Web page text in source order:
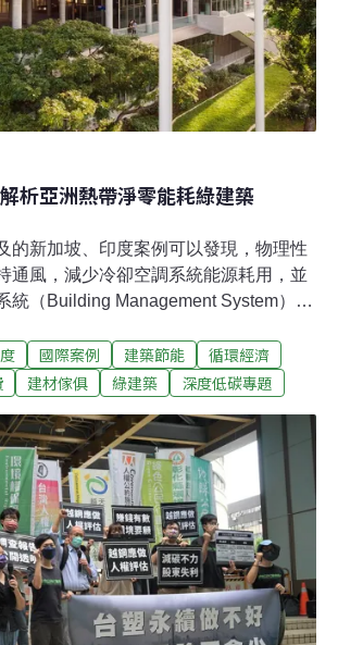
投資金額大約是6000億美元。但我
析亞洲熱帶淨零能耗綠建築
的新加坡、印度案例可以發現，物理性
通風，減少冷卻空調系統能源耗用，並
統（Building Management System）提
員會（IPCC）於2022年4月，發布一份
界七大指標性綠建築。這些「低耗能及
入選，包含台灣、新加坡與印度。報告
住宅、非住宅兩種，IPCC目前提出全球
綠建築，多屬於非住宅類，顯示淨零建
住宅類為優先。亞洲的部分，包含台達
大學孫運璿綠建築研究大樓也獲選其
BCA學院大樓（BCA Academy
軟體公司印孚瑟斯（Infosys）的
國際案例 建築節能
循環經濟
建材傢俱 綠建築 深度低碳專題